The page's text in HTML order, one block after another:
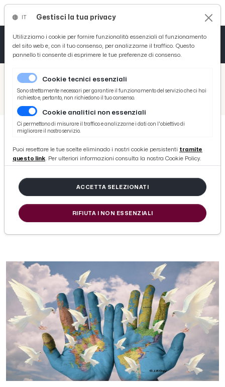
/ Picenotime
/ Comunicati Stampa
San Benedetto del Tronto, vescovo Palmieri celebra la Giornata Mondiale della Pace
San Benedetto del Tronto, vescovo
Palmieri celebra la Giornata
Mondiale della Pace
di Redazione Picenotime
Gestisci la tua privacy
Utilizziamo i cookie per fornire funzionalità essenziali al funzionamento
del sito web e, con il tuo consenso, per analizzarne il traffico. Questo
pannello ti consente di esprimere le tue preferenze di consenso.
Cookie tecnici essenziali
Sono strettamente necessari per garantire il funzionamento del servizio che ci hai
richiesto e, pertanto, non richiedono il tuo consenso.
Cookie analitici non essenziali
Ci permettono di misurare il traffico e analizzarne i dati con l'obiettivo di
migliorare il nostro servizio.
Puoi resettare le tue scelte eliminado i nostri cookie persistenti tramite
questo link. Per ulteriori informazioni consulta la nostra Cookie Policy.
ACCETTA SELEZIONATI
RIFIUTA I NON ESSENZIALI
Tutto News
Tutto Sport
Basket
Ciclismo
Tutto Curiosità